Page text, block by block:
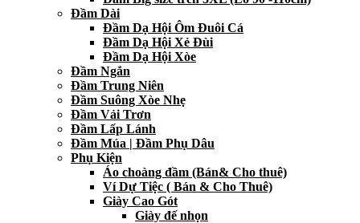
Đầm Dài
Đầm Dạ Hội Ôm Đuôi Cá
Đầm Dạ Hội Xẻ Đùi
Đầm Dạ Hội Xòe
Đầm Ngắn
Đầm Trung Niên
Đầm Suông Xòe Nhẹ
Đầm Vải Trơn
Đầm Lấp Lánh
Đầm Múa | Đầm Phụ Dâu
Phụ Kiện
Áo choàng đầm (Bán& Cho thuê)
Ví Dự Tiệc ( Bán & Cho Thuê)
Giày Cao Gót
Giày đế nhọn